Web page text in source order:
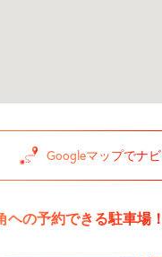
Googleマップでナビ
ヘの予約できる駐車場！